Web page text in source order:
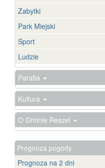
Zabytki
Park Miejski
Sport
Ludzie
Parafia
Kultura
O Gminie Reszel
Prognoza pogody
Prognoza na 2 dni